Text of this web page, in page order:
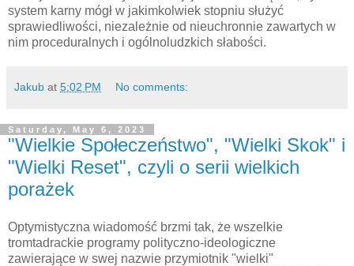
system karny mógł w jakimkolwiek stopniu służyć
sprawiedliwości, niezależnie od nieuchronnie zawartych w
nim proceduralnych i ogólnoludzkich słabości.
Jakub at 5:02 PM No comments:
Saturday, May 6, 2023
"Wielkie Społeczeństwo", "Wielki Skok" i
"Wielki Reset", czyli o serii wielkich
porażek
Optymistyczna wiadomość brzmi tak, że wszelkie
tromtadrackie programy polityczno-ideologiczne
zawierające w swej nazwie przymiotnik "wielki"